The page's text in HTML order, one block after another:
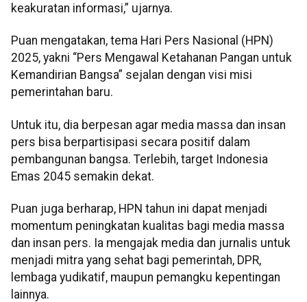
keakuratan informasi,” ujarnya.
Puan mengatakan, tema Hari Pers Nasional (HPN)
2025, yakni “Pers Mengawal Ketahanan Pangan untuk
Kemandirian Bangsa” sejalan dengan visi misi
pemerintahan baru.
Untuk itu, dia berpesan agar media massa dan insan
pers bisa berpartisipasi secara positif dalam
pembangunan bangsa. Terlebih, target Indonesia
Emas 2045 semakin dekat.
Puan juga berharap, HPN tahun ini dapat menjadi
momentum peningkatan kualitas bagi media massa
dan insan pers. Ia mengajak media dan jurnalis untuk
menjadi mitra yang sehat bagi pemerintah, DPR,
lembaga yudikatif, maupun pemangku kepentingan
lainnya.